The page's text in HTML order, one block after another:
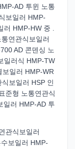
AD 투윈 노통
보일러 HMP-
HMP-HW 중 .
연관식보일러
AD 콘덴싱 노
일러식 HMP-TW
일러 HMP-WR
보일러 HSP 인
준형 노통연관식
일러 HMP-AD 투
관식보일러
보일러 HMP-